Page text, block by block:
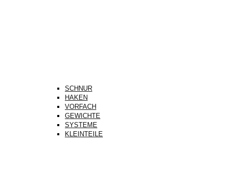
SCHNUR
HAKEN
VORFACH
GEWICHTE
SYSTEME
KLEINTEILE